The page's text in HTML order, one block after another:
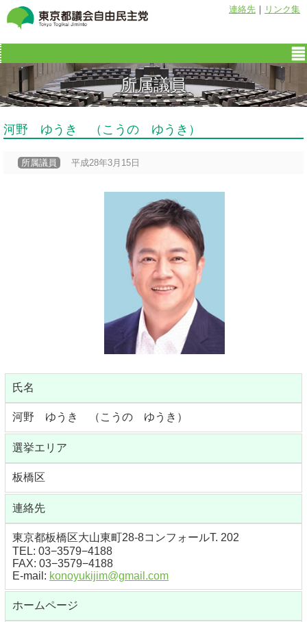
連絡先 ｜ リンク集
所属議員
河野 ゆうき （こうの ゆうき）
所属議員 平成28年3月15日
氏名
河野 ゆうき （こうの ゆうき）
選挙エリア
板橋区
連絡先
東京都板橋区大山東町28-8コンフォールT. 202
TEL: 03−3579−4188
FAX: 03−3579−4188
E-mail: konoyukijim@gmail.com
ホームページ